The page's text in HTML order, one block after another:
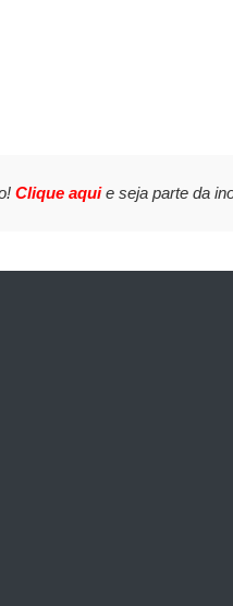
Clique aquie seja parte da